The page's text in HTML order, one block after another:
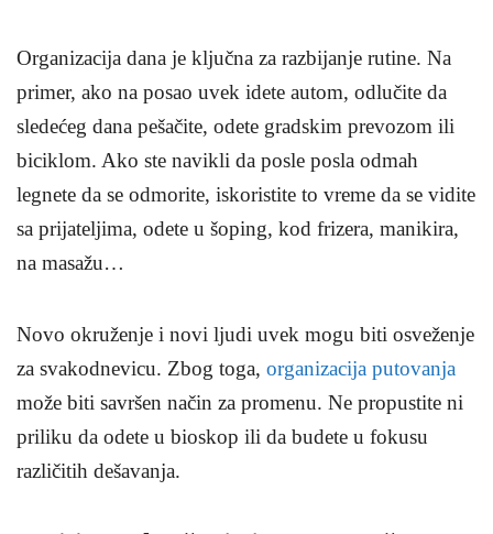
Organizacija dana je ključna za razbijanje rutine. Na
primer, ako na posao uvek idete autom, odlučite da
sledećeg dana pešačite, odete gradskim prevozom ili
biciklom. Ako ste navikli da posle posla odmah
legnete da se odmorite, iskoristite to vreme da se vidite
sa prijateljima, odete u šoping, kod frizera, manikira,
na masažu…
Novo okruženje i novi ljudi uvek mogu biti osveženje
za svakodnevicu. Zbog toga, organizacija putovanja
može biti savršen način za promenu. Ne propustite ni
priliku da odete u bioskop ili da budete u fokusu
različitih dešavanja.